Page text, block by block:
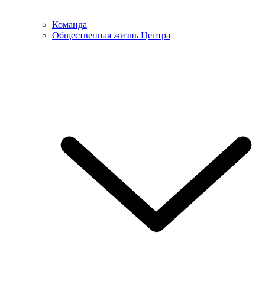
Команда
Общественная жизнь Центра